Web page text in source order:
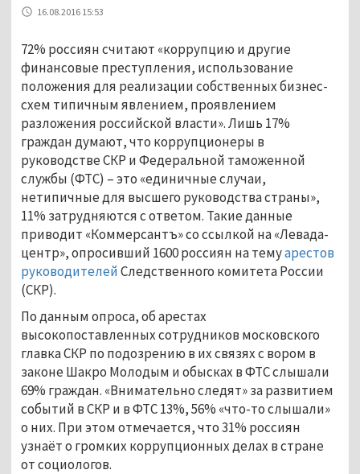
16.08.2016 15:53
72% россиян считают «коррупцию и другие
финансовые преступления, использование
положения для реализации собственных бизнес-
схем типичным явлением, проявлением
разложения российской власти». Лишь 17%
граждан думают, что коррупционеры в
руководстве СКР и Федеральной таможенной
службы (ФТС) – это «единичные случаи,
нетипичные для высшего руководства страны»,
11% затрудняются с ответом. Такие данные
приводит «Коммерсантъ» со ссылкой на «Левада-
центр», опросивший 1600 россиян на темуарестов
руководителейСледственного комитета России
(СКР).
По данным опроса, об арестах
высокопоставленных сотрудников московского
главка СКР по подозрению в их связях с вором в
законе Шакро Молодым и обысках в ФТС слышали
69% граждан. «Внимательно следят» за развитием
событий в СКР и в ФТС 13%, 56% «что-то слышали»
о них. При этом отмечается, что 31% россиян
узнаёт о громких коррупционных делах в стране
от социологов.